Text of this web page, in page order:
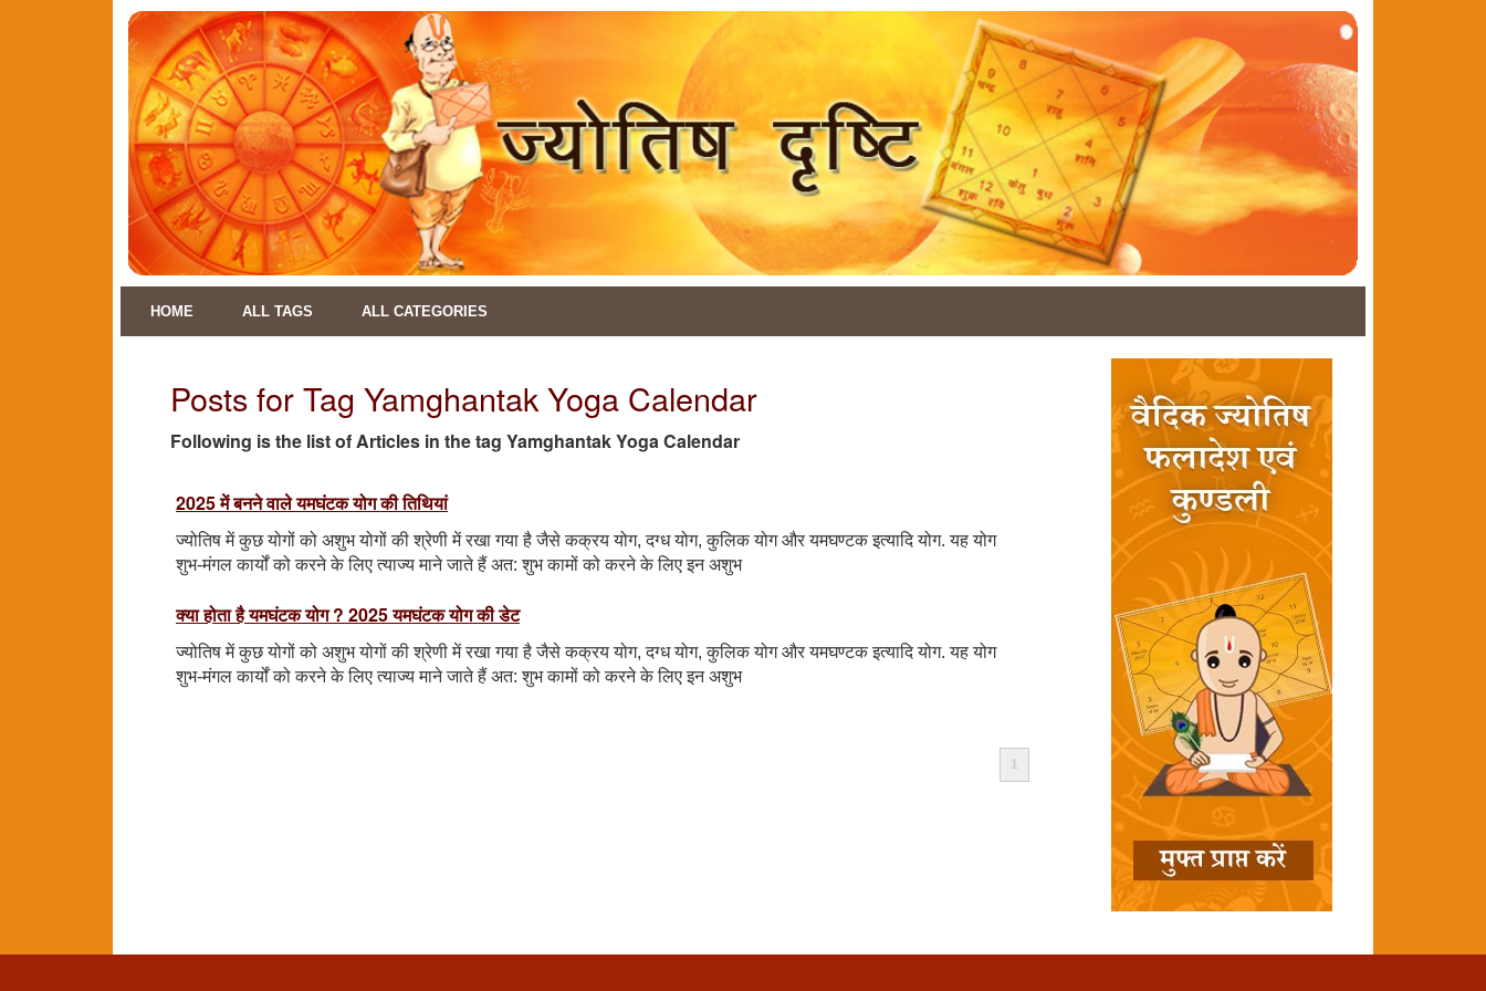
HOME ALL TAGS ALL CATEGORIES
Posts for Tag Yamghantak Yoga Calendar
Following is the list of Articles in the tag Yamghantak Yoga Calendar
2025 में बनने वाले यमघंटक योग की तिथियां
ज्योतिष में कुछ योगों को अशुभ योगों की श्रेणी में रखा गया है जैसे कक्रय योग, दग्ध योग, कुलिक योग और यमघण्टक इत्यादि योग. यह योग
शुभ-मंगल कार्यों को करने के लिए त्याज्य माने जाते हैं अत: शुभ कामों को करने के लिए इन अशुभ
क्या होता है यमघंटक योग ? 2025 यमघंटक योग की डेट
ज्योतिष में कुछ योगों को अशुभ योगों की श्रेणी में रखा गया है जैसे कक्रय योग, दग्ध योग, कुलिक योग और यमघण्टक इत्यादि योग. यह योग
शुभ-मंगल कार्यों को करने के लिए त्याज्य माने जाते हैं अत: शुभ कामों को करने के लिए इन अशुभ
1